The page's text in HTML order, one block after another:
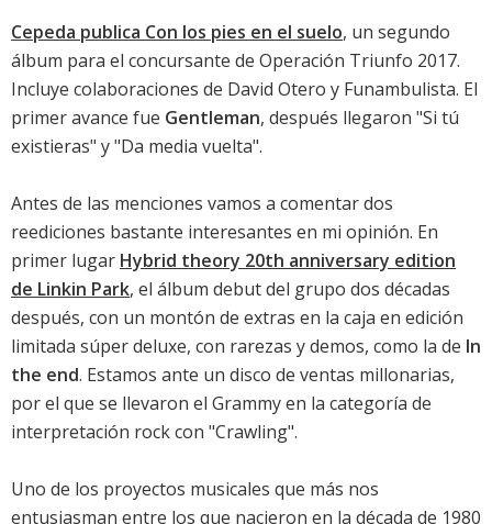
Cepeda publica Con los pies en el suelo, un segundo
álbum para el concursante de Operación Triunfo 2017.
Incluye colaboraciones de David Otero y Funambulista. El
primer avance fue Gentleman, después llegaron "Si tú
existieras" y "Da media vuelta".
Antes de las menciones vamos a comentar dos
reediciones bastante interesantes en mi opinión. En
primer lugar Hybrid theory 20th anniversary edition
de Linkin Park, el álbum debut del grupo dos décadas
después, con un montón de extras en la caja en edición
limitada súper deluxe, con rarezas y demos, como la de In
the end. Estamos ante un disco de ventas millonarias,
por el que se llevaron el Grammy en la categoría de
interpretación rock con "Crawling".
Uno de los proyectos musicales que más nos
entusiasman entre los que nacieron en la década de 1980